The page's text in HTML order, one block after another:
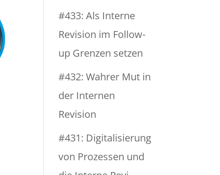
#433: Als Interne
Revision im Follow-
up Grenzen setzen
#432: Wahrer Mut in
der Internen
Revision
#431: Digitalisierung
von Prozessen und